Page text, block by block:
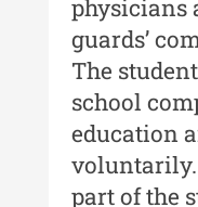
XV / Nr. 15 /
Buletinul
Tehnicii
XIV / Nr. 14
Buletinul
Tehnicii
physicians
guards’
The
school
education
part of the